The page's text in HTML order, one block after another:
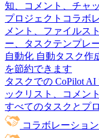
知、コメント、チャ
プロジェクトコラボ
メント、ファイルス
ー、タスクテンプレ
自動化 自動タスク作
を節約できます
タスクでの CoPilot AI
ックリスト、コメン
すべてのタスクとプ
コラボレーション